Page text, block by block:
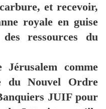
et recevoir,
royale en guise
ressources du
comme
du Nouvel Ordre
JUIF pour